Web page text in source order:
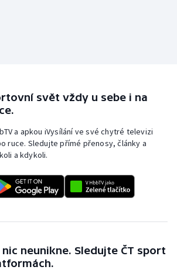
svět vždy u sebe i na
a apkou iVysílání ve své chytré televizi
ruce. Sledujte přímé přenosy, články a
a kdykoli.
neunikne. Sledujte ČT sport